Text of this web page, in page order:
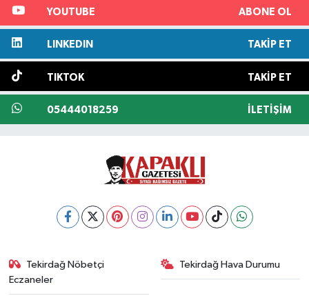
YOUTUBE ABONE OL
LINKEDIN TAKIP ET
TIKTOK TAKIP ET
05444018259 İLETIŞIM
Tekirdağ Nöbetçi
Eczaneler
Tekirdağ Hava Durumu